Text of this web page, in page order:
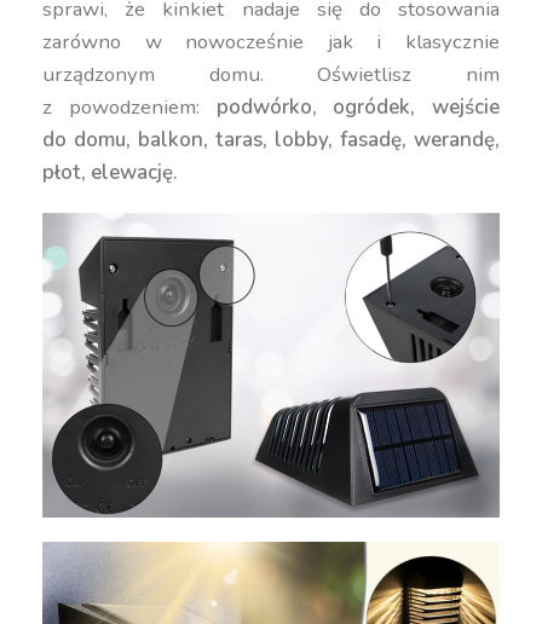
sprawi, że kinkiet nadaje się do stosowania
zarówno w nowocześnie jak i klasycznie
urządzonym domu. Oświetlisz nim
z powodzeniem: podwórko, ogródek, wejście
do domu, balkon, taras, lobby, fasadę, werandę,
płot, elewację.